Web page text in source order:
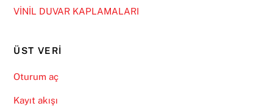
VİNİL DUVAR KAPLAMALARI
ÜST VERI
Oturum aç
Kayıt akışı